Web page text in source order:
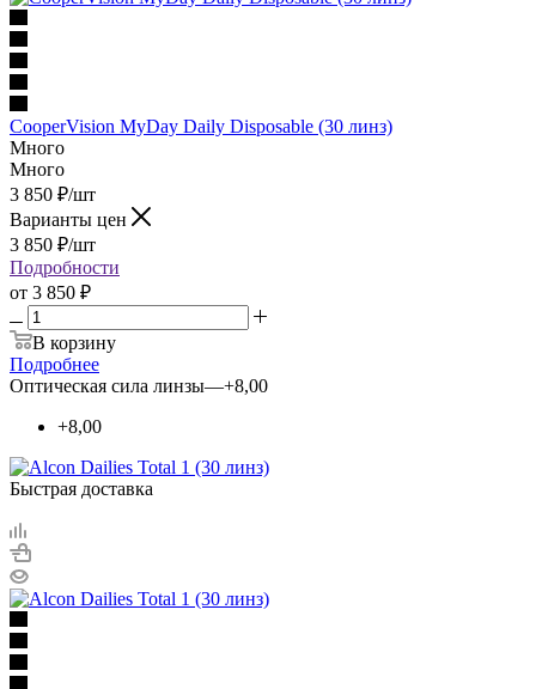
CooperVision MyDay Daily Disposable (30 линз)
Много
Много
3 850 ₽/шт
Варианты цен
3 850 ₽/шт
Подробности
от 3 850 ₽
В корзину
Подробнее
Оптическая сила линзы—+8,00
+8,00
Быстрая доставка